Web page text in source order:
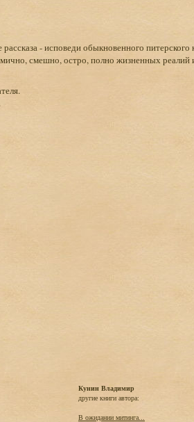
- исповеди обыкновенного питерского
смешно, остро, полно жизненных реалий
.
Кунин Владимир
другие книги автора:
В ожидании митинга...